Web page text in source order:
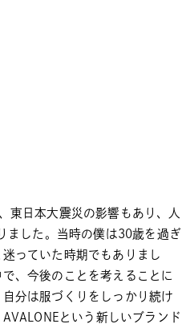
東日本大震災の影響もあり、人
ました。当時の僕は30歳を過ぎ
っていた時期でもありまし
、今後のことを考えることに
分は服づくりをしっかり続け
という新しいブランド